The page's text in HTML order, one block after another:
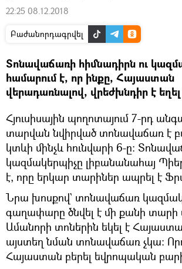
22:25 08.12.2018
Բաժանորդագրվել
Տոնավաճառի հիմնադիրն ու
համարում է, որ ինքը, Հայաստան
վերադառնալով, վրեժխնդիր է եղել
Հյուսիսային պողոտայում 7-րդ
տարվան նվիրված տոնավաճառ է
կտևի մինչև հունվարի 6-ը։
կազմակերպիչը լիբանանահայ
է, որը երկար տարիներ ապրել է
Նրա խոսքով` տոնավաճառ
գաղափարը ծնվել է մի քանի տարի
Ամանորի տոներին եկել է
այստեղ նման տոնավաճառ չկա։
Հայաստան բերել եվրոպական